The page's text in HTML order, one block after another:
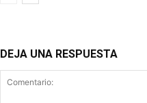
DEJA UNA RESPUESTA